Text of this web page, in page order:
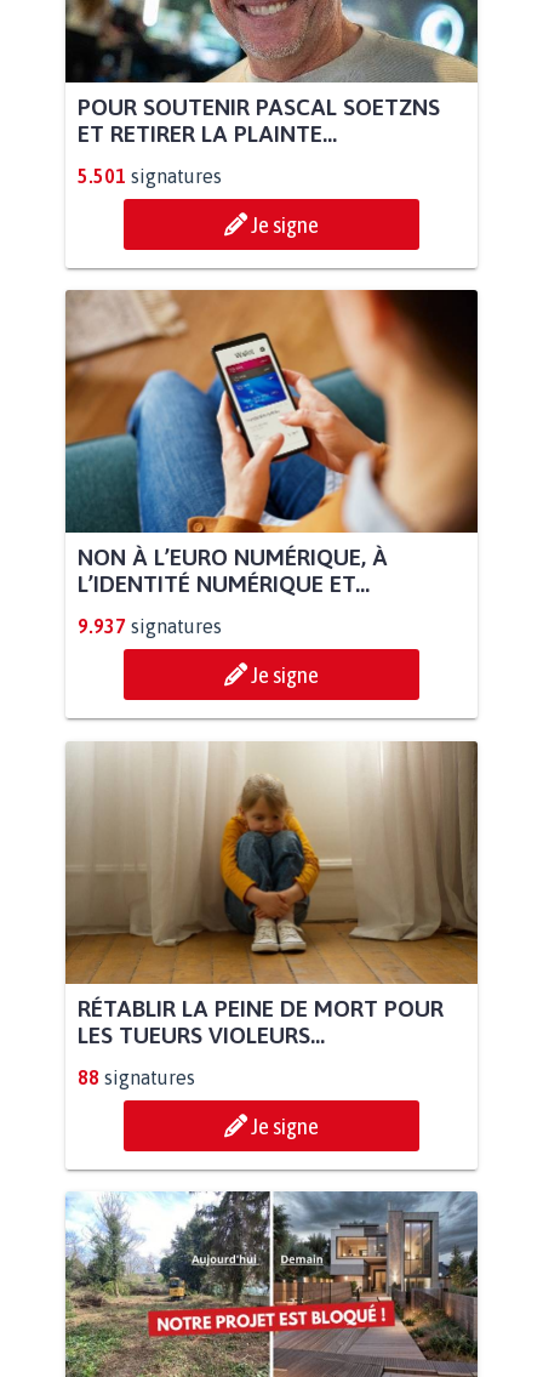
POUR SOUTENIR PASCAL SOETZNS
ET RETIRER LA PLAINTE...
5.501 signatures
Je signe
NON À L’EURO NUMÉRIQUE, À
L’IDENTITÉ NUMÉRIQUE ET...
9.937 signatures
Je signe
RÉTABLIR LA PEINE DE MORT POUR
LES TUEURS VIOLEURS...
88 signatures
Je signe